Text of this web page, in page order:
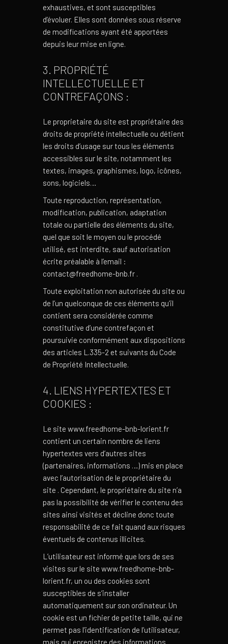
exhaustives, et sont susceptibles
d’évoluer. Elles sont données sous réserve
de modifications ayant été apportées
depuis leur mise en ligne.
3. PROPRIÉTÉ
INTELLECTUELLE ET
CONTREFAÇONS :
Le proprietaire du site est propriétaire des
droits de propriété intellectuelle ou détient
les droits d’usage sur tous les éléments
accessibles sur le site, notamment les
textes, images, graphismes, logo, icônes,
sons, logiciels…
Toute reproduction, représentation,
modification, publication, adaptation
totale ou partielle des éléments du site,
quel que soit le moyen ou le procédé
utilisé, est interdite, sauf autorisation
écrite préalable à l’email :
contact@freedhome-bnb.fr .
Toute exploitation non autorisée du site ou
de l’un quelconque de ces éléments qu’il
contient sera considérée comme
constitutive d’une contrefaçon et
poursuivie conformément aux dispositions
des articles L.335-2 et suivants du Code
de Propriété Intellectuelle.
4. LIENS HYPERTEXTES ET
COOKIES :
Le site www.freedhome-bnb-lorient.fr
contient un certain nombre de liens
hypertextes vers d’autres sites
(partenaires, informations …) mis en place
avec l’autorisation de le propriétaire du
site . Cependant, le propriétaire du site n’a
pas la possibilité de vérifier le contenu des
sites ainsi visités et décline donc toute
responsabilité de ce fait quand aux risques
éventuels de contenus illicites.
L’utilisateur est informé que lors de ses
visites sur le site www.freedhome-bnb-
lorient.fr, un ou des cookies sont
susceptibles de s’installer
automatiquement sur son ordinateur. Un
cookie est un fichier de petite taille, qui ne
permet pas l’identification de l’utilisateur,
mais qui enregistre des informations